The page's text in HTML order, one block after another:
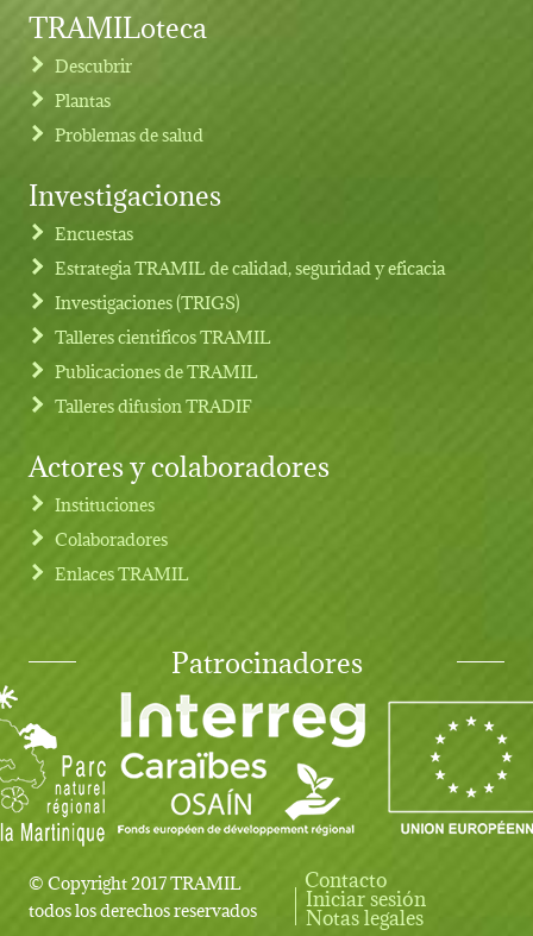
Footer menu
TRAMILoteca
Descubrir
Plantas
Problemas de salud
Investigaciones
Encuestas
Estrategia TRAMIL de calidad, seguridad y eficacia
Investigaciones (TRIGS)
Talleres cientificos TRAMIL
Publicaciones de TRAMIL
Talleres difusion TRADIF
Actores y colaboradores
Instituciones
Colaboradores
Enlaces TRAMIL
Patrocinadores
© Copyright 2017 TRAMIL
todos los derechos reservados
User account menu
Contacto
Iniciar sesión
Notas legales